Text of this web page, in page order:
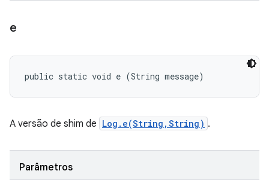
e
public static void e (String message)
A versão de shim de Log.e(String,String) .
Parâmetros